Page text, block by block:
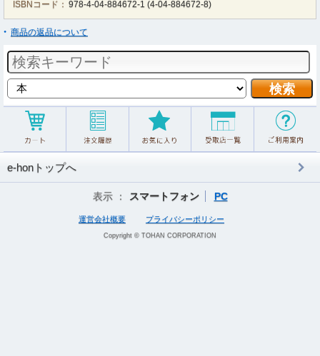
ISBNコード： 978-4-04-884672-1 (4-04-884672-8)
商品の返品について
e-honトップへ
表示 ： スマートフォン PC
運営会社概要 プライバシーポリシー
Copyright © TOHAN CORPORATION